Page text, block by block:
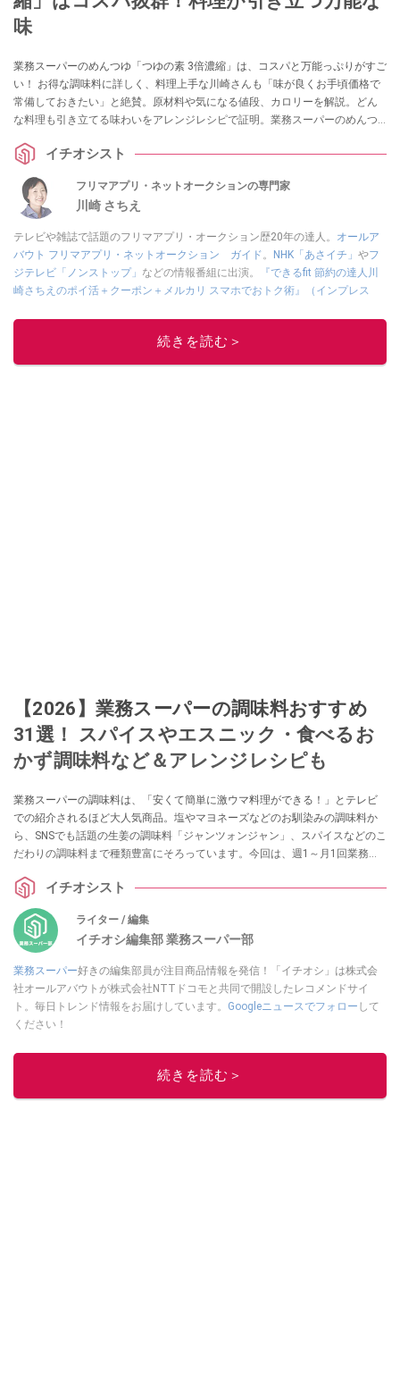
味
業務スーパーのめんつゆ「つゆの素 3倍濃縮」は、コスパと万能っぷりがすご
い！ お得な調味料に詳しく、料理上手な川崎さんも「味が良くお手頃価格で
常備しておきたい」と絶賛。原材料や気になる値段、カロリーを解説。どん
な料理も引き立てる味わいをアレンジレシピで証明。業務スーパーのめんつ
イチオシスト
フリマアプリ・ネットオークションの専門家
川崎 さちえ
テレビや雑誌で話題のフリマアプリ・オークション歴20年の達人。 オールア
バウト フリマアプリ・ネットオークション ガイド。 NHK「あさイチ」 やフ
ジテレビ「ノンストップ」 などの情報番組に出演。
『できるfit 節約の達人川
崎さちえのポイ活＋クーポン＋メルカリ スマホでおトク術』（インプレス
的に稼ぐ！』（翔泳社刊）
■経歴：2003年、夫が子育てをするために、突然会社を辞める。翌月からの
続きを読む＞
【2026】業務スーパーの調味料おすすめ
31選！ スパイスやエスニック・食べるお
かず調味料など＆アレンジレシピも
業務スーパーの調味料は、「安くて簡単に激ウマ料理ができる！」とテレビ
での紹介されるほど大人気商品。塩やマヨネーズなどのお馴染みの調味料か
ら、SNSでも話題の生姜の調味料「ジャンツォンジャン」、スパイスなどのこ
だわりの調味料まで種類豊富にそろっています。今回は、週1～月1回業務ス
味や値段・コスパ、簡単アレンジレシピをまとめました。
イチオシスト
ライター / 編集
イチオシ編集部 業務スーパー部
業務スーパー好きの編集部員が注目商品情報を発信！「イチオシ」は株式会
社オールアバウトが株式会社NTTドコモと共同で開設したレコメンドサイ
ト。毎日トレンド情報をお届けしています。 Googleニュースでフォロー して
ください！
このイチオシストの他の記事を読む
続きを読む＞